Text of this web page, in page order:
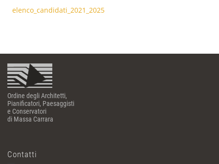
elenco_candidati_2021_2025
Ordine degli Architetti,
Pianificatori, Paesaggisti
e Conservatori
di Massa Carrara
Contatti